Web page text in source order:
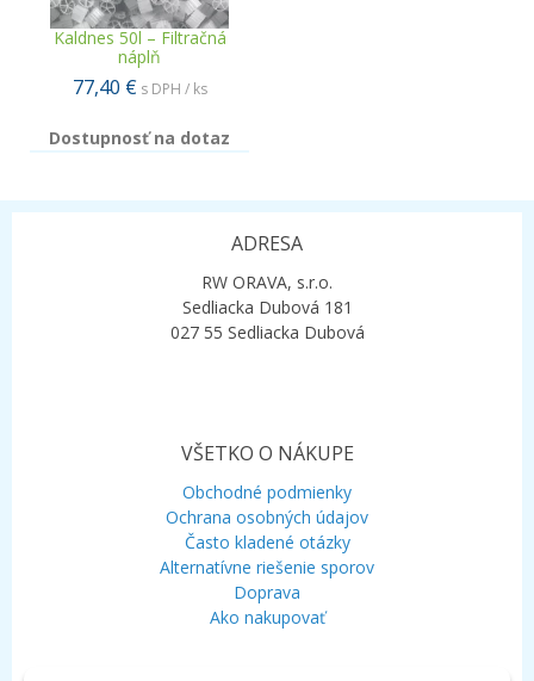
Kaldnes 50l – Filtračná
náplň
77,40 € s DPH / ks
Dostupnosť na dotaz
ADRESA
RW ORAVA, s.r.o.
Sedliacka Dubová 181
027 55 Sedliacka Dubová
VŠETKO O NÁKUPE
Obchodné podmienky
Ochrana osobných údajov
Často kladené otázky
Alternatívne riešenie sporov
Doprava
Ako nakupovať